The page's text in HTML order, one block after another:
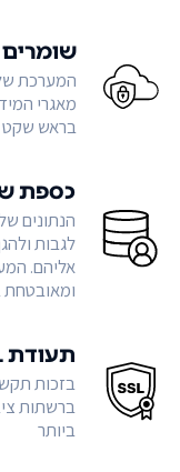
המערכת
מאגרי
בראש שקט
כספת
הנתונים
לגבות
אליהם.
ומאובטחת
תעודת SSL
ברשתות
ביותר